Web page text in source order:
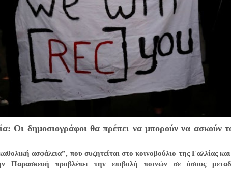
Οι δημοσιογράφοι θα πρέπει να μπορούν να ασκούν
ασφάλεια”, που συζητείται στο κοινοβούλιο της Γαλλίας
Παρασκευή προβλέπει την επιβολή ποινών σε όσους